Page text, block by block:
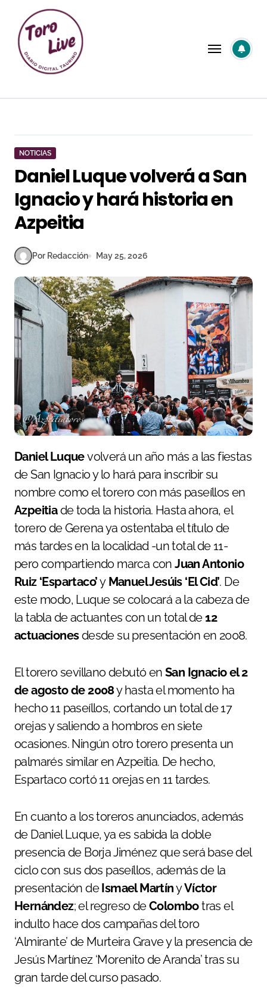
contenido
NOTICIAS
Daniel Luque volverá a San
Ignacio y hará historia en
Azpeitia
Por Redacción May 25, 2026
Daniel Luquevolverá un año más a las fiestas
de San Ignacio y lo hará para inscribir su
nombre como el torero con más paseíllos en
Azpeitiade toda la historia. Hasta ahora, el
torero de Gerena ya ostentaba el título de
más tardes en la localidad -un total de 11-
pero compartiendo marca conJuan Antonio
Ruiz ‘Espartaco’yManuel Jesúis ‘El Cid’. De
este modo, Luque se colocará a la cabeza de
la tabla de actuantes con un total de12
actuacionesdesde su presentación en 2008.
El torero sevillano debutó en San Ignacio el 2
de agosto de 2008y hasta el momento ha
hecho 11 paseíllos, cortando un total de 17
orejas y saliendo a hombros en siete
ocasiones. Ningún otro torero presenta un
palmarés similar en Azpeitia. De hecho,
Espartaco cortó 11 orejas en 11 tardes.
En cuanto a los toreros anunciados, además
de Daniel Luque, ya es sabida la doble
presencia de Borja Jiménez que será base del
ciclo con sus dos paseíllos, además de la
presentación deIsmael MartínyVíctor
Hernández; el regreso deColombotras el
indulto hace dos campañas del toro
‘Almirante’ de Murteira Grave y la presencia de
Jesús Martínez ‘Morenito de Aranda’ tras su
gran tarde del curso pasado.